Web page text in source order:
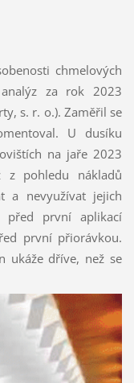
chmelových
za rok 2023
s. r. o.). Zaměřil se
U dusíku
na jaře 2023
z pohledu nákladů
a nevyužívat jejich
před první aplikací
první přiorávkou.
ukáže dříve, než se